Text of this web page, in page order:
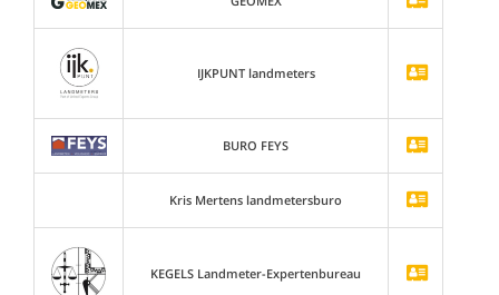
IJKPUNT landmeters
BURO FEYS
Kris Mertens landmetersburo
KEGELS Landmeter-Expertenbureau